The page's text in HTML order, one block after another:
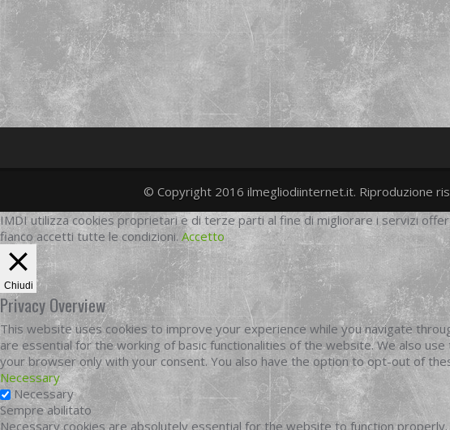
© Copyright 2016 ilmegliodiinternet.it. Riproduzione
IMDI utilizza cookies proprietari e di terze parti al fine di migliorare i servizi
fianco accetti tutte le condizioni. Accetto
Chiudi
Privacy Overview
This website uses cookies to improve your experience while you navigate
are essential for the working of basic functionalities of the website. We also
your browser only with your consent. You also have the option to opt-out of
Necessary
Necessary
Sempre abilitato
Necessary cookies are absolutely essential for the website to function